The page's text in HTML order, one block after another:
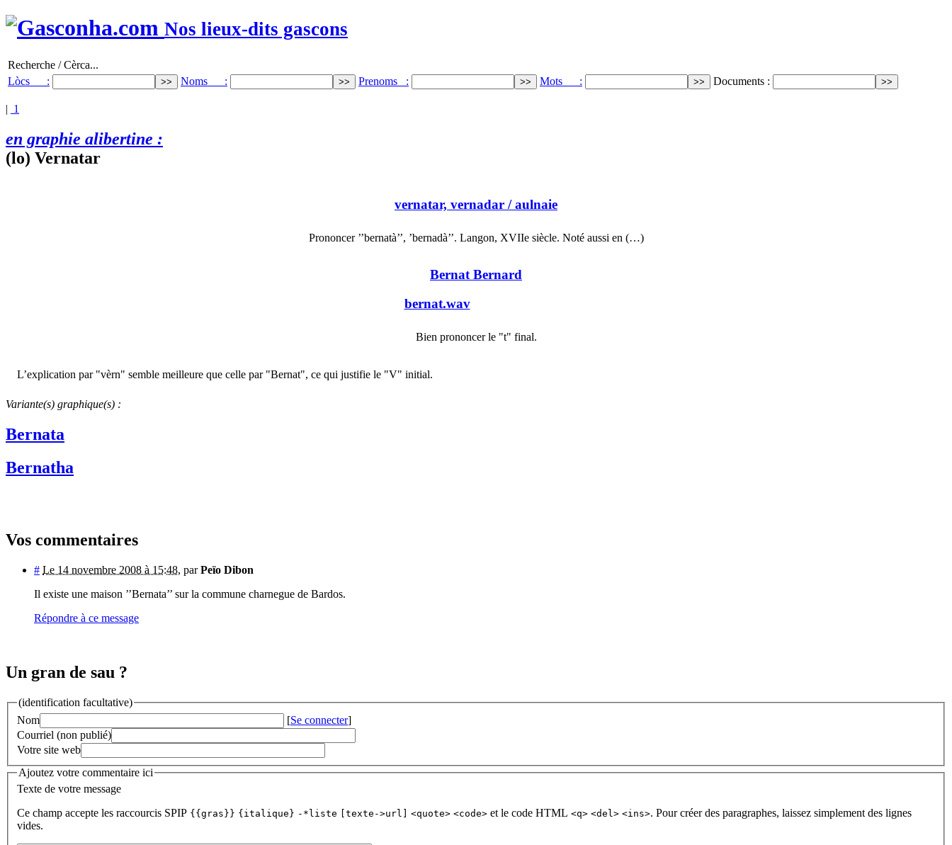
Nos lieux-dits gascons
Recherche / Cèrca...
Lòcs :
Noms : Prenoms : Mots : Documents :
| 1
en graphie alibertine :
(lo) Vernatar
vernatar, vernadar / aulnaie
Prononcer ’’bernatà’’, ’bernadà’’. Langon, XVIIe siècle. Noté aussi en (…)
Bernat Bernard
bernat.wav
Bien prononcer le "t" final.
L’explication par "vèrn" semble meilleure que celle par "Bernat", ce qui justifie le "V" initial.
Variante(s) graphique(s) :
Bernata
Bernatha
Vos commentaires
# Le 14 novembre 2008 à 15:48, parPeïo Dibon
Il existe une maison ’’Bernata’’ sur la commune charnegue de Bardos.
Répondre à ce message
Un gran de sau ?
(identification facultative)
Nom
[Se connecter]
Courriel (non publié)
Votre site web
Ajoutez votre commentaire ici
Texte de votre message
Ce champ accepte les raccourcis SPIP {{gras}} {italique} -*liste [texte->url] <quote> <code> et le code HTML <q> <del> <ins>. Pour créer des paragraphes, laissez simplement des lignes
vides.